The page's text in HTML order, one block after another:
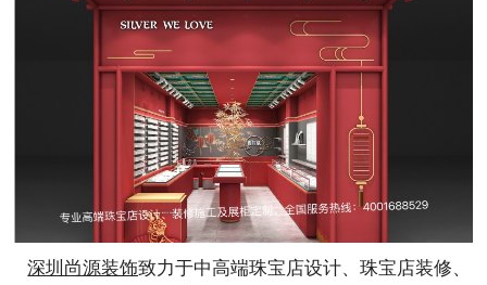
深圳尚源装饰致力于中高端珠宝店设计、珠宝店装修、